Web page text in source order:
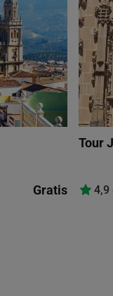
Gratis
Tour
4,9